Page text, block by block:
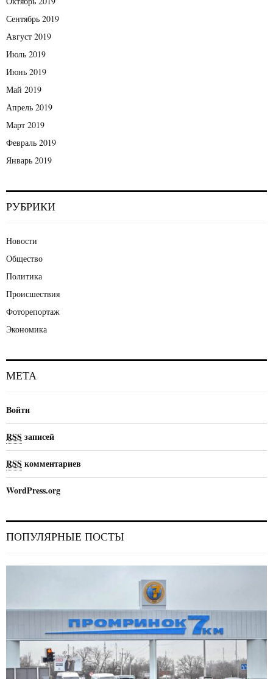
Сентябрь 2019
Август 2019
Июль 2019
Июнь 2019
Май 2019
Апрель 2019
Март 2019
Февраль 2019
Январь 2019
РУБРИКИ
Новости
Общество
Политика
Происшествия
Фоторепортаж
Экономика
МЕТА
Войти
RSS записей
RSS комментариев
WordPress.org
ПОПУЛЯРНЫЕ ПОСТЫ